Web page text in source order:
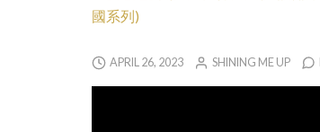
APRIL 26, 2023 SHINING ME UP